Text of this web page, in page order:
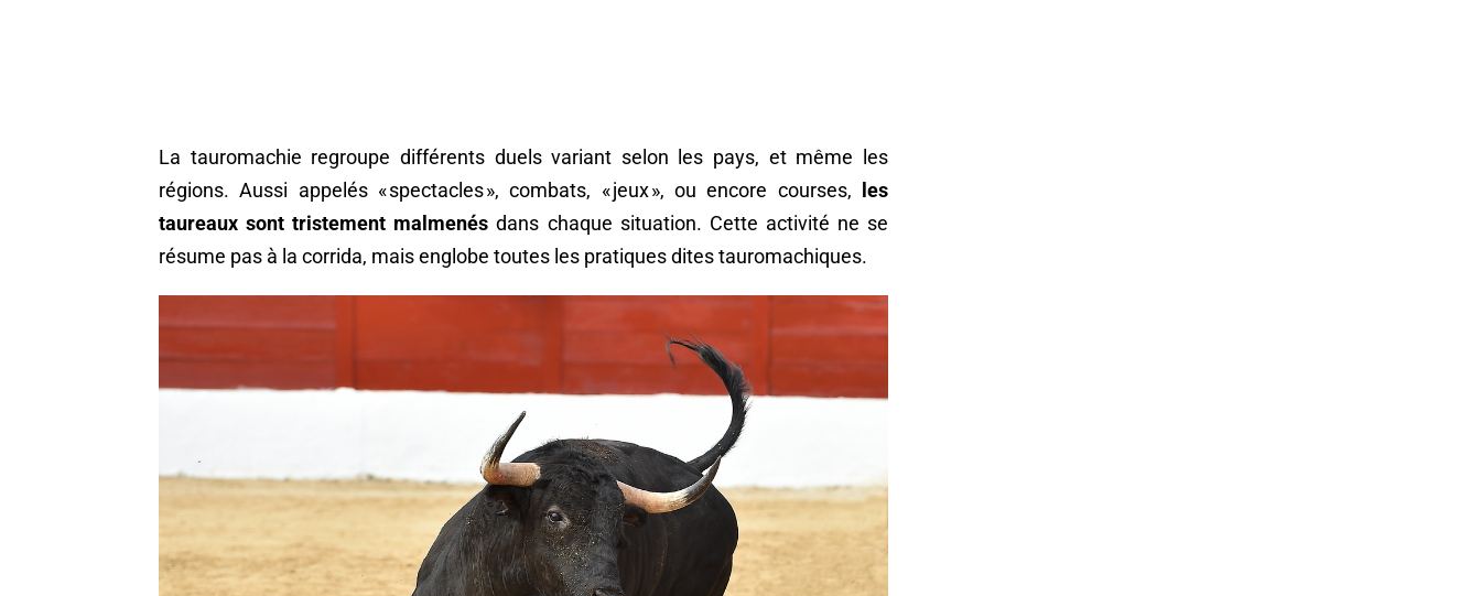
La tauromachie regroupe différents duels variant selon les pays, et même les
régions. Aussi appelés « spectacles », combats, « jeux », ou encore courses, les
taureaux sont tristement malmenés dans chaque situation. Cette activité ne se
résume pas à la corrida, mais englobe toutes les pratiques dites tauromachiques.